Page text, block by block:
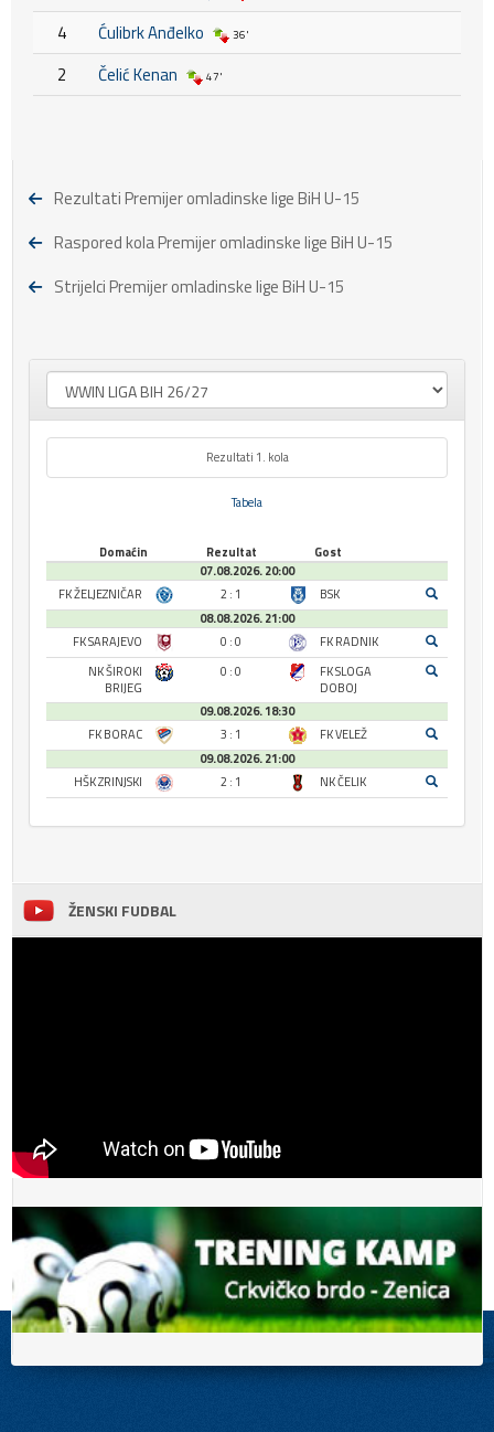
4 Ćulibrk Anđelko 36'
2 Čelić Kenan 47'
Rezultati Premijer omladinske lige BiH U-15
Raspored kola Premijer omladinske lige BiH U-15
Strijelci Premijer omladinske lige BiH U-15
Rezultati 1. kola
Tabela
Domaćin Rezultat
Gost
07.08.2026. 20:00
FK ŽELJEZNIČAR
2 : 1
BSK
08.08.2026. 21:00
FK SARAJEVO
0 : 0
FK RADNIK
NK ŠIROKI
BRIJEG
0 : 0
FK SLOGA
DOBOJ
09.08.2026. 18:30
FK BORAC
3 : 1
FK VELEŽ
09.08.2026. 21:00
HŠK ZRINJSKI
2 : 1 NK ČELIK
ŽENSKI FUDBAL